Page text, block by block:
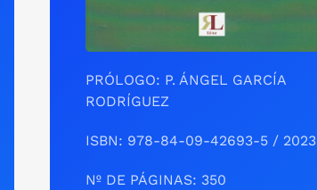
PRÓLOGO: P. ÁNGEL GARCÍA
RODRÍGUEZ
ISBN: 978-84-09-42693-5 / 2023
Nº DE PÁGINAS: 350